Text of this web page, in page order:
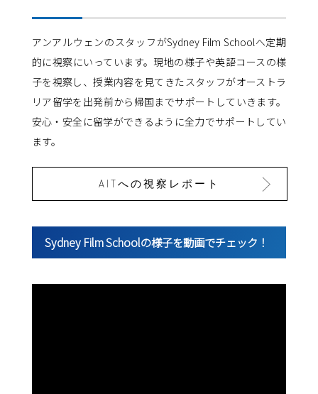
アンアルウェンのスタッフがSydney Film Schoolへ定期
的に視察にいっています。現地の様子や英語コースの様
子を視察し、授業内容を見てきたスタッフがオーストラ
リア留学を出発前から帰国までサポートしていきます。
安心・安全に留学ができるように全力でサポートしてい
ます。
AITへの視察レポート
Sydney Film Schoolの様子を動画でチェック！